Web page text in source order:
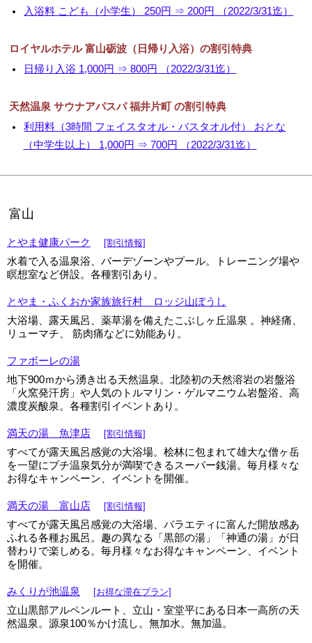
入浴料 こども（小学生） 250円 ⇒ 200円 （2022/3/31迄）
ロイヤルホテル 富山砺波（日帰り入浴）の割引特典
日帰り入浴 1,000円 ⇒ 800円 （2022/3/31迄）
天然温泉 サウナアパスパ 福井片町 の割引特典
利用料（3時間 フェイスタオル・バスタオル付） おとな
（中学生以上） 1,000円 ⇒ 700円 （2022/3/31迄）
富山
とやま健康パーク [割引情報]
水着で入る温泉浴、バーデゾーンやプール。トレーニング場や
瞑想室など併設。各種割引あり。
とやま・ふくおか家族旅行村 ロッジ山ぼうし
大浴場、露天風呂、薬草湯を備えたこぶしヶ丘温泉 。神経痛、
リューマチ、 筋肉痛などに効能あり。
ファボーレの湯
地下900ｍから湧き出る天然温泉。北陸初の天然溶岩の岩盤浴
「火窯発汗房」や人気のトルマリン・ゲルマニウム岩盤浴、高
濃度炭酸泉。各種割引イベントあり。
満天の湯 魚津店 [割引情報]
すべてが露天風呂感覚の大浴場。桧林に包まれて雄大な僧ヶ岳
を一望にプチ温泉気分が満喫できるスーパー銭湯。毎月様々な
お得なキャンペーン、イベントを開催。
満天の湯 富山店 [割引情報]
すべてが露天風呂感覚の大浴場、バラエティに富んだ開放感あ
ふれる各種お風呂。趣の異なる「黒部の湯」「神通の湯」が日
替わりで楽しめる。毎月様々なお得なキャンペーン、イベント
を開催。
みくりが池温泉 [お得な滞在プラン]
立山黒部アルペンルート、立山・室堂平にある日本一高所の天
然温泉。源泉100％かけ流し。無加水。無加温。